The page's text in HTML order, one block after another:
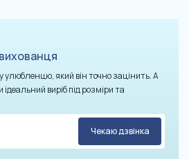
улюбленцю, який він точно зацінить. А
виріб під розміри та